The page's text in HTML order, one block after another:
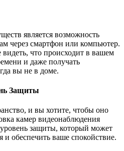
является возможность
через смартфон или компьютер.
что происходит в вашем
и даже получать
вы не в доме.
Защиты
и вы хотите, чтобы оно
камер видеонаблюдения
защиты, который может
и обеспечить ваше спокойствие.